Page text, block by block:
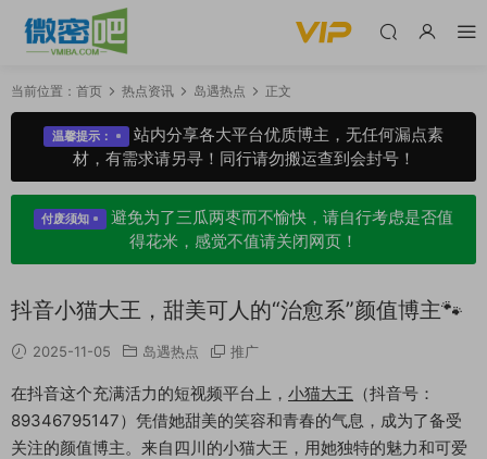
当前位置： 首页 热点资讯 岛遇热点 正文
温馨提示：
站内分享各大平台优质博主，无任何漏点素
材，有需求请另寻！同行请勿搬运查到会封号！
付废须知
避免为了三瓜两枣而不愉快，请自行考虑是否值
得花米，感觉不值请关闭网页！
抖音小猫大王，甜美可人的“治愈系”颜值博主🐾
2025-11-05 岛遇热点 推广
在抖音这个充满活力的短视频平台上， 小猫大王 （抖音号：
89346795147）凭借她甜美的笑容和青春的气息，成为了备受
关注的颜值博主。来自四川的小猫大王，用她独特的魅力和可爱